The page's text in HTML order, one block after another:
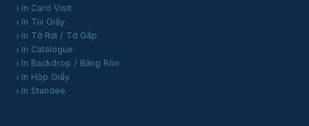
In Card Visit
In Túi Giấy
In Tờ Rơi / Tờ Gấp
In Catalogue
In Backdrop / Băng Rôn
In Hộp Giấy
In Standee